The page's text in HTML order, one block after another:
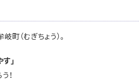
町（むぎちょう）。
」
！